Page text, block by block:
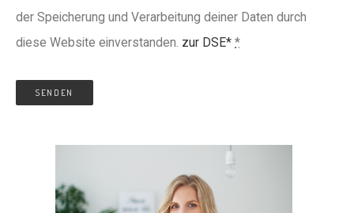
der Speicherung und Verarbeitung deiner Daten durch
diese Website einverstanden. zur DSE* *